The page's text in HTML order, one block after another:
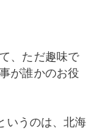
、ただ趣味で
が誰かのお役
いうのは、北海